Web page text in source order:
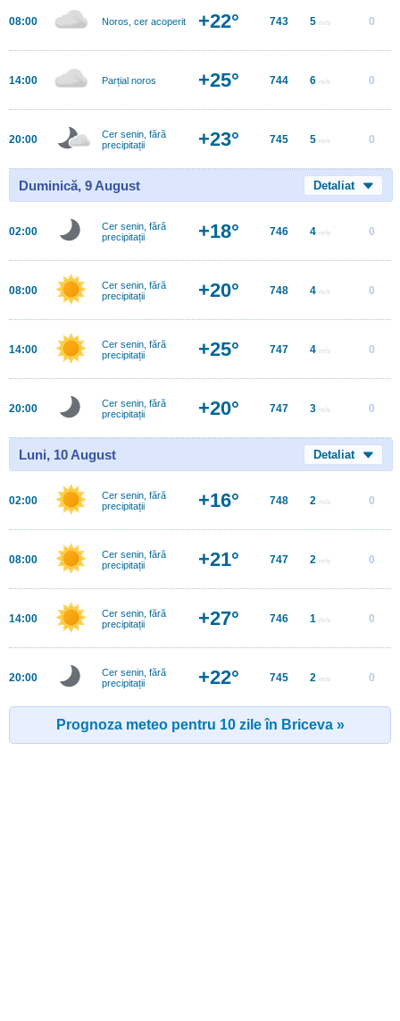
08:00 Noros, cer acoperit +22° 743 5 m/s 0
14:00 Parțial noros +25° 744 6 m/s 0
20:00
Cer senin, fără
precipitații
+23° 745 5 m/s 0
Duminică, 9 August Detaliat
02:00
Cer senin, fără
precipitații
+18° 746 4 m/s 0
08:00
Cer senin, fără
precipitații
+20° 748 4 m/s 0
14:00
Cer senin, fără
precipitații
+25° 747 4 m/s 0
20:00
Cer senin, fără
precipitații
+20° 747 3 m/s 0
Luni, 10 August Detaliat
02:00
Cer senin, fără
precipitații
+16° 748 2 m/s 0
08:00
Cer senin, fără
precipitații
+21° 747 2 m/s 0
14:00
Cer senin, fără
precipitații
+27° 746 1 m/s 0
20:00
Cer senin, fără
precipitații
+22° 745 2 m/s 0
Prognoza meteo pentru 10 zile în Briceva »